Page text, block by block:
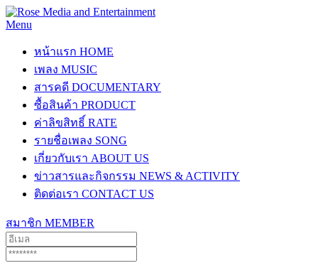
Menu
หน้าแรก HOME
เพลง MUSIC
สารคดี DOCUMENTARY
ซื้อสินค้า PRODUCT
ค่าลิขสิทธิ์ RATE
รายชื่อเพลง SONG
เกี่ยวกับเรา ABOUT US
ข่าวสารและกิจกรรม NEWS & ACTIVITY
ติดต่อเรา CONTACT US
สมาชิก MEMBER